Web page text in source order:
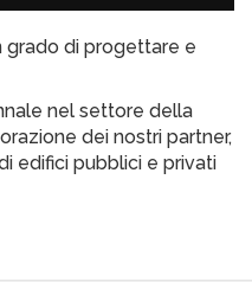
grado di progettare e
nel settore della
dei nostri partner,
edifici pubblici e privati